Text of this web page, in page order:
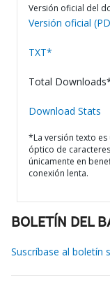
Versión oficial del
Versión oficial
TXT*
Total
Download Stats
*La versión texto
óptico de
únicamente en
conexión lenta.
BOLETÍN DEL
Suscríbase al boletín